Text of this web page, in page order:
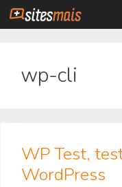
Saltar
para
wp-cli
WP Test,
WordPress